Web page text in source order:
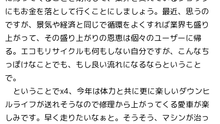
にもお金を落として行くことにしましょう。最近、思うの
ですが、景気や経済と同じで循環をよくすれば業界も盛り
上がって、その盛り上がりの恩恵は個々のユーザーに帰
る。エコもリサイクルも何もしない自分ですが、こんなち
っぽけなことでも、もし良い流れになるならということ
で。
ということでx4、今年は体力と共に更に楽しいダウンヒ
ルライフが送れそうなので修理から上がってくる愛車が楽
しみです。早く走りたいなぁと。そうそう、マシンが治っ